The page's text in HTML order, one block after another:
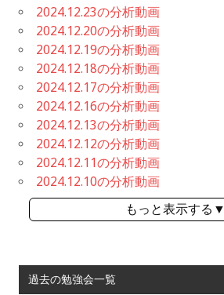
2024.12.23の分析動画
2024.12.20の分析動画
2024.12.19の分析動画
2024.12.18の分析動画
2024.12.17の分析動画
2024.12.16の分析動画
2024.12.13の分析動画
2024.12.12の分析動画
2024.12.11の分析動画
2024.12.10の分析動画
もっと表示する▼
過去の勉強会一覧